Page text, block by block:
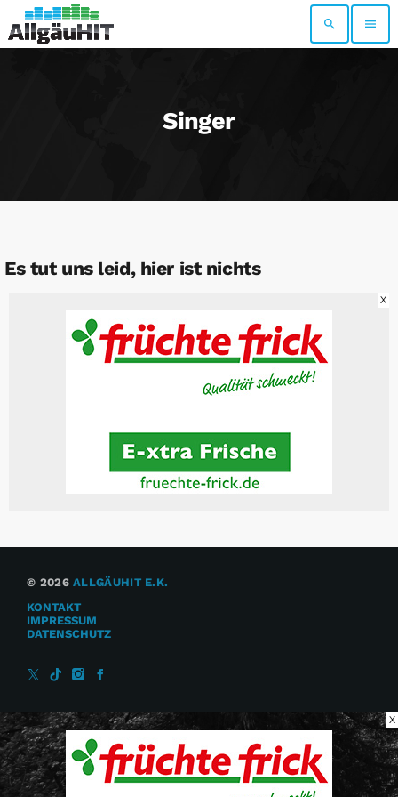
search menu
Singer
Es tut uns leid, hier ist nichts
X
© 2026ALLGÄUHIT E.K.
KONTAKT
IMPRESSUM
DATENSCHUTZ
X